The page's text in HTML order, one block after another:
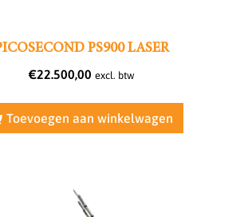
PS900 LASER
€22.500,00 excl. btw
Toevoegen aan winkelwagen